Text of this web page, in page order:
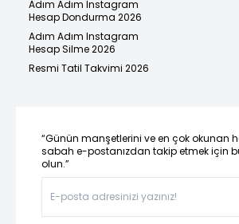
Adım Adım Instagram
Hesap Dondurma 2026
Adım Adım Instagram
Hesap Silme 2026
Resmi Tatil Takvimi 2026
“Günün manşetlerini ve en çok okunan
sabah e-postanızdan takip etmek için
olun.”